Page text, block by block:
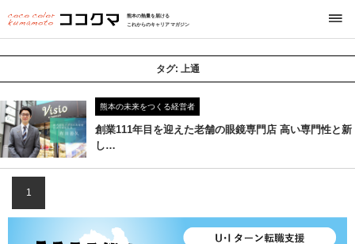
熊本の熱量を届ける
これからのキャリアマガジン
タグ: 上通
熊本の未来をつくる経営者
創業111年目を迎えた老舗の眼鏡専門店 高い専門性と新
し…
1